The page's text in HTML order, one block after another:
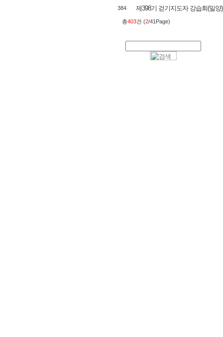
384 제398기 걷기지도자 강습회(밀양)
총403건 (2/41Page)